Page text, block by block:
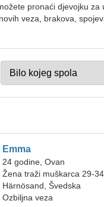
pronaći djevojku
veza, brakova,
Emma
24 godine, Ovan
Žena traži muškarca 29-34
Härnösand, Švedska
Ozbiljna veza